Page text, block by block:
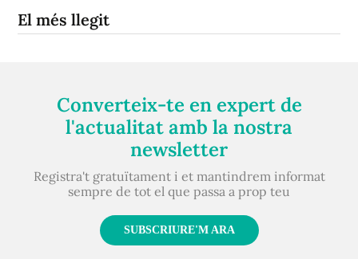
El més llegit
Converteix-te en expert de
l'actualitat amb la nostra
newsletter
Registra't gratuïtament i et mantindrem informat
sempre de tot el que passa a prop teu
SUBSCRIURE'M ARA